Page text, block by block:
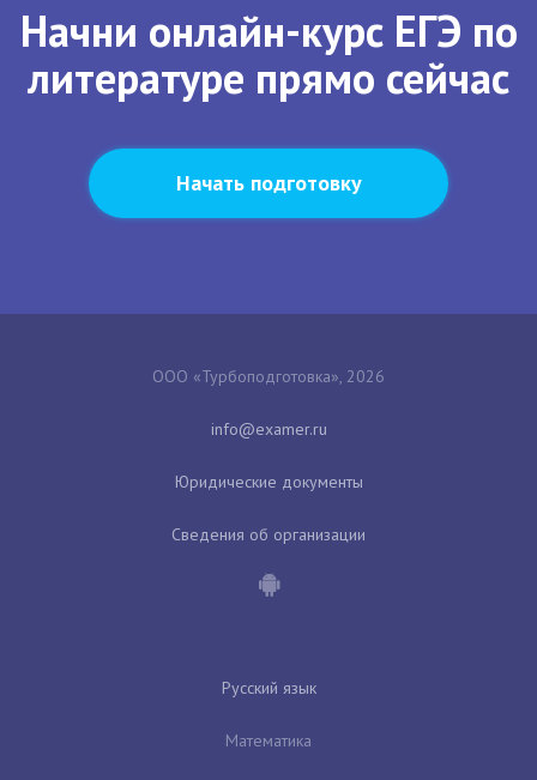
Начни онлайн-курс ЕГЭ по
литературе прямо сейчас
Начать подготовку
ООО «Турбоподготовка», 2026
Юридические документы
Сведения об организации
Русский язык
Математика